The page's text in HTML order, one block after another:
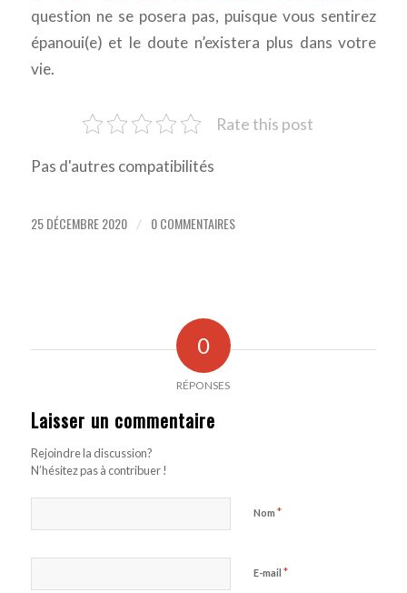
question ne se posera pas, puisque vous sentirez
épanoui(e) et le doute n’existera plus dans votre
vie.
Rate this post
Pas d'autres compatibilités
25 DÉCEMBRE 2020 / 0 COMMENTAIRES
0
RÉPONSES
Laisser un commentaire
Rejoindre la discussion?
N’hésitez pas à contribuer !
Nom *
E-mail *